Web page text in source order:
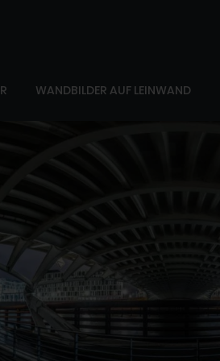
WANDBILDER AUF LEINWAND